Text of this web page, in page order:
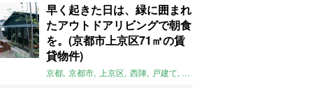
早く起きた日は、緑に囲まれ
たアウトドアリビングで朝食
を。(京都市上京区71㎡の賃
貸物件)
京都 京都市 上京区 西陣 戸建て 平屋